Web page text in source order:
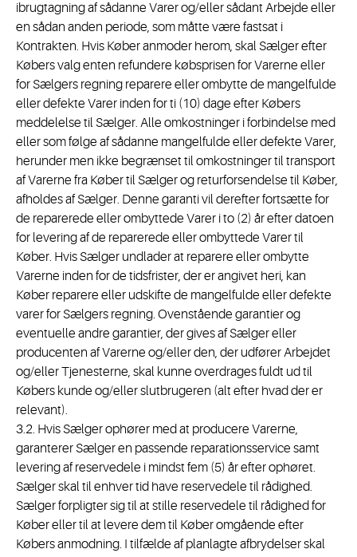
ibrugtagning af sådanne Varer og/eller sådant Arbejde eller
en sådan anden periode, som måtte være fastsat i
Kontrakten. Hvis Køber anmoder herom, skal Sælger efter
Købers valg enten refundere købsprisen for Varerne eller
for Sælgers regning reparere eller ombytte de mangelfulde
eller defekte Varer inden for ti (10) dage efter Købers
meddelelse til Sælger. Alle omkostninger i forbindelse med
eller som følge af sådanne mangelfulde eller defekte Varer,
herunder men ikke begrænset til omkostninger til transport
af Varerne fra Køber til Sælger og returforsendelse til Køber,
afholdes af Sælger. Denne garanti vil derefter fortsætte for
de reparerede eller ombyttede Varer i to (2) år efter datoen
for levering af de reparerede eller ombyttede Varer til
Køber. Hvis Sælger undlader at reparere eller ombytte
Varerne inden for de tidsfrister, der er angivet heri, kan
Køber reparere eller udskifte de mangelfulde eller defekte
varer for Sælgers regning. Ovenstående garantier og
eventuelle andre garantier, der gives af Sælger eller
producenten af Varerne og/eller den, der udfører Arbejdet
og/eller Tjenesterne, skal kunne overdrages fuldt ud til
Købers kunde og/eller slutbrugeren (alt efter hvad der er
relevant).
3.2. Hvis Sælger ophører med at producere Varerne,
garanterer Sælger en passende reparationsservice samt
levering af reservedele i mindst fem (5) år efter ophøret.
Sælger skal til enhver tid have reservedele til rådighed.
Sælger forpligter sig til at stille reservedele til rådighed for
Køber eller til at levere dem til Køber omgående efter
Købers anmodning. I tilfælde af planlagte afbrydelser skal